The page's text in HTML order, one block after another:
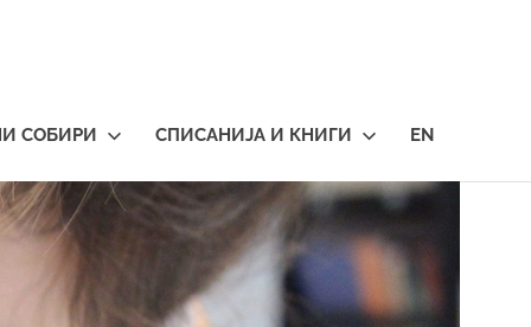
СОБИРИ СПИСАНИЈА И КНИГИ EN